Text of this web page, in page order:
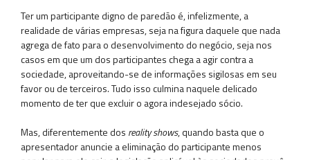
Ter um participante digno de paredão é, infelizmente, a
realidade de várias empresas, seja na figura daquele que nada
agrega de fato para o desenvolvimento do negócio, seja nos
casos em que um dos participantes chega a agir contra a
sociedade, aproveitando-se de informações sigilosas em seu
favor ou de terceiros. Tudo isso culmina naquele delicado
momento de ter que excluir o agora indesejado sócio.
Mas, diferentemente dos reality shows, quando basta que o
apresentador anuncie a eliminação do participante menos